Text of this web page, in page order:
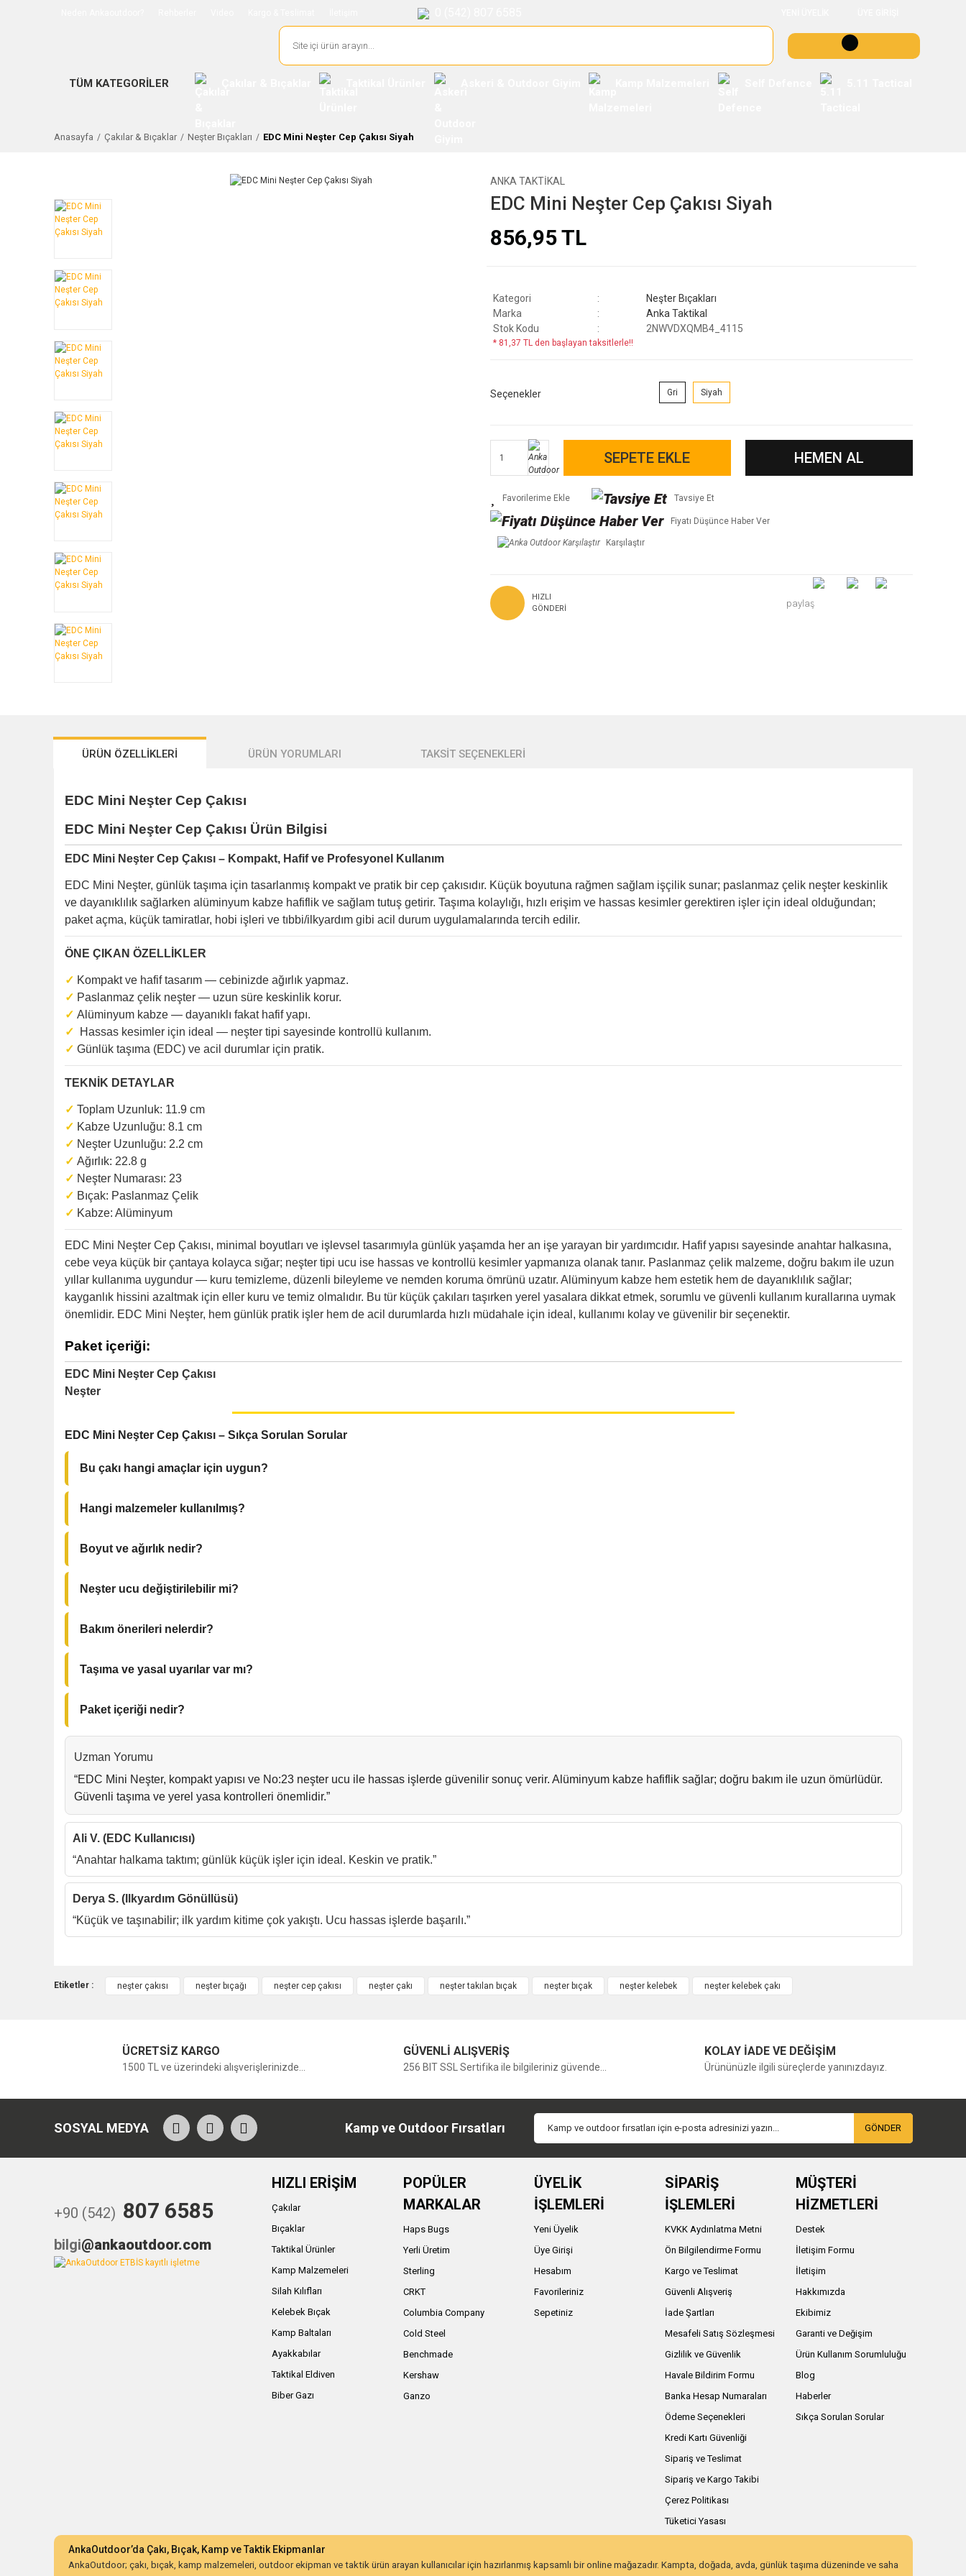
TÜM KATEGORİLER
Anasayfa Çakılar & Bıçaklar Neşter Bıçakları EDC Mini Neşter Cep Çakısı Siyah
ANKA TAKTIKAL
EDC Mini Neşter Cep Çakısı Siyah
856,95 TL
Kategori
Neşter Bıçakları
Marka
Anka Taktikal
Stok Kodu
2NWVDXQMB4_4115
* 81,37 TL den başlayan taksitlerle!!
Seçenekler Gri Siyah
SEPETE EKLE HEMEN AL
Tavsiye Et
Fiyatı Düşünce Haber Ver
Karşılaştır
HIZLI
GÖNDERI
paylaş
ÜRÜN ÖZELLİKLERİ ÜRÜN YORUMLARI TAKSİT SEÇENEKLERİ
EDC Mini Neşter Cep Çakısı
EDC Mini Neşter Cep Çakısı Ürün Bilgisi
EDC Mini Neşter Cep Çakısı – Kompakt, Hafif ve Profesyonel Kullanım
EDC Mini Neşter, günlük taşıma için tasarlanmış kompakt ve pratik bir cep çakısıdır. Küçük boyutuna rağmen sağlam işçilik sunar; paslanmaz çelik neşter keskinlik
ve dayanıklılık sağlarken alüminyum kabze hafiflik ve sağlam tutuş getirir. Taşıma kolaylığı, hızlı erişim ve hassas kesimler gerektiren işler için ideal olduğundan;
paket açma, küçük tamiratlar, hobi işleri ve tıbbi/ilkyardım gibi acil durum uygulamalarında tercih edilir.
ÖNE ÇIKAN ÖZELLİKLER
✓ Kompakt ve hafif tasarım — cebinizde ağırlık yapmaz.
✓ Paslanmaz çelik neşter — uzun süre keskinlik korur.
✓ Alüminyum kabze — dayanıklı fakat hafif yapı.
✓
Hassas kesimler için ideal — neşter tipi sayesinde kontrollü kullanım.
✓ Günlük taşıma (EDC) ve acil durumlar için pratik.
TEKNİK DETAYLAR
✓ Toplam Uzunluk: 11.9 cm
✓ Kabze Uzunluğu: 8.1 cm
✓ Neşter Uzunluğu: 2.2 cm
✓ Ağırlık: 22.8 g
✓ Neşter Numarası: 23
✓ Bıçak: Paslanmaz Çelik
✓ Kabze: Alüminyum
EDC Mini Neşter Cep Çakısı, minimal boyutları ve işlevsel tasarımıyla günlük yaşamda her an işe yarayan bir yardımcıdır. Hafif yapısı sayesinde anahtar halkasına,
cebe veya küçük bir çantaya kolayca sığar; neşter tipi ucu ise hassas ve kontrollü kesimler yapmanıza olanak tanır. Paslanmaz çelik malzeme, doğru bakım ile uzun
yıllar kullanıma uygundur — kuru temizleme, düzenli bileyleme ve nemden koruma ömrünü uzatır. Alüminyum kabze hem estetik hem de dayanıklılık sağlar;
kayganlık hissini azaltmak için eller kuru ve temiz olmalıdır. Bu tür küçük çakıları taşırken yerel yasalara dikkat etmek, sorumlu ve güvenli kullanım kurallarına uymak
önemlidir. EDC Mini Neşter, hem günlük pratik işler hem de acil durumlarda hızlı müdahale için ideal, kullanımı kolay ve güvenilir bir seçenektir.
Paket içeriği:
EDC Mini Neşter Cep Çakısı
Neşter
EDC Mini Neşter Cep Çakısı – Sıkça Sorulan Sorular
Bu çakı hangi amaçlar için uygun?
Hangi malzemeler kullanılmış?
Boyut ve ağırlık nedir?
Neşter ucu değiştirilebilir mi?
Bakım önerileri nelerdir?
Taşıma ve yasal uyarılar var mı?
Paket içeriği nedir?
Uzman Yorumu
“EDC Mini Neşter, kompakt yapısı ve No:23 neşter ucu ile hassas işlerde güvenilir sonuç verir. Alüminyum kabze hafiflik sağlar; doğru bakım ile uzun ömürlüdür.
Güvenli taşıma ve yerel yasa kontrolleri önemlidir.”
Ali V. (EDC Kullanıcısı)
“Anahtar halkama taktım; günlük küçük işler için ideal. Keskin ve pratik.”
Derya S. (Ilkyardım Gönüllüsü)
“Küçük ve taşınabilir; ilk yardım kitime çok yakıştı. Ucu hassas işlerde başarılı.”
Yorum Yaz
Etiketler : neşter çakısı neşter bıçağı neşter cep çakısı neşter çakı neşter takılan bıçak neşter bıçak neşter kelebek neşter kelebek çakı
ÜCRETSİZ KARGO
1500 TL ve üzerindeki alışverişlerinizde...
GÜVENLİ ALIŞVERİŞ
256 BIT SSL Sertifika ile bilgileriniz güvende...
KOLAY İADE VE DEĞİŞİM
Ürününüzle ilgili süreçlerde yanınızdayız.
SOSYAL MEDYA Kamp ve Outdoor Fırsatları GÖNDER
+90 (542) 807 6585
bilgi@ankaoutdoor.com
HIZLI ERİŞİM
Çakılar
Bıçaklar
Taktikal Ürünler
Kamp Malzemeleri
Silah Kılıfları
Kelebek Bıçak
Kamp Baltaları
Ayakkabılar
Taktikal Eldiven
Biber Gazı
POPÜLER
MARKALAR
Haps Bugs
Yerli Üretim
Sterling
CRKT
Columbia Company
Cold Steel
Benchmade
Kershaw
Ganzo
ÜYELİK
İŞLEMLERİ
Yeni Üyelik
Üye Girişi
Hesabım
Favorileriniz
Sepetiniz
SİPARİŞ
İŞLEMLERİ
KVKK Aydınlatma Metni
Ön Bilgilendirme Formu
Kargo ve Teslimat
Güvenli Alışveriş
İade Şartları
Mesafeli Satış Sözleşmesi
Gizlilik ve Güvenlik
Havale Bildirim Formu
Banka Hesap Numaraları
Ödeme Seçenekleri
Kredi Kartı Güvenliği
Sipariş ve Teslimat
Sipariş ve Kargo Takibi
Çerez Politikası
Tüketici Yasası
MÜŞTERİ
HİZMETLERİ
Destek
İletişim Formu
İletişim
Hakkımızda
Ekibimiz
Garanti ve Değişim
Ürün Kullanım Sorumluluğu
Blog
Haberler
Sıkça Sorulan Sorular
AnkaOutdoor’da Çakı, Bıçak, Kamp ve Taktik Ekipmanlar
AnkaOutdoor; çakı, bıçak, kamp malzemeleri, outdoor ekipman ve taktik ürün arayan kullanıcılar için hazırlanmış kapsamlı bir online mağazadır. Kampta, doğada, avda, günlük taşıma düzeninde ve saha